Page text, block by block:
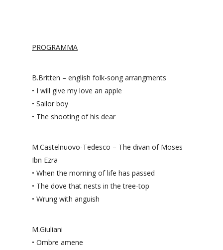
PROGRAMMA
B.Britten – english folk-song arrangments
•⁠ ⁠I will give my love an apple
•⁠ ⁠Sailor boy
•⁠ ⁠The shooting of his dear
M.Castelnuovo-Tedesco – The divan of Moses
Ibn Ezra
•⁠ ⁠When the morning of life has passed
•⁠ ⁠The dove that nests in the tree-top
•⁠ ⁠Wrung with anguish
M.Giuliani
•⁠ ⁠Ombre amene